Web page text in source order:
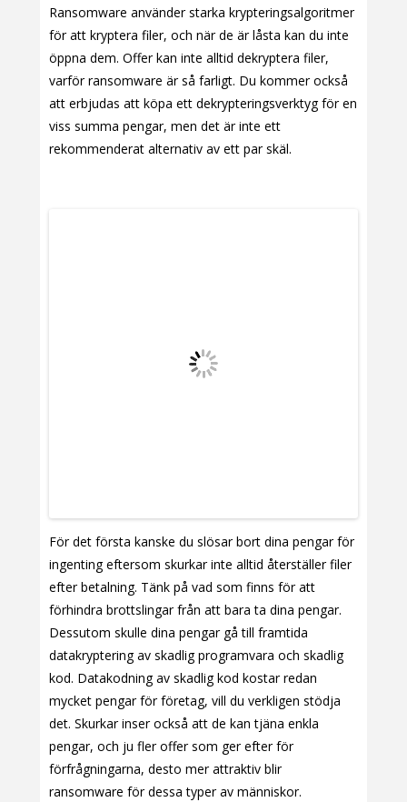
Ransomware använder starka krypteringsalgoritmer
för att kryptera filer, och när de är låsta kan du inte
öppna dem. Offer kan inte alltid dekryptera filer,
varför ransomware är så farligt. Du kommer också
att erbjudas att köpa ett dekrypteringsverktyg för en
viss summa pengar, men det är inte ett
rekommenderat alternativ av ett par skäl.
För det första kanske du slösar bort dina pengar för
ingenting eftersom skurkar inte alltid återställer filer
efter betalning. Tänk på vad som finns för att
förhindra brottslingar från att bara ta dina pengar.
Dessutom skulle dina pengar gå till framtida
datakryptering av skadlig programvara och skadlig
kod. Datakodning av skadlig kod kostar redan
mycket pengar för företag, vill du verkligen stödja
det. Skurkar inser också att de kan tjäna enkla
pengar, och ju fler offer som ger efter för
förfrågningarna, desto mer attraktiv blir
ransomware för dessa typer av människor.